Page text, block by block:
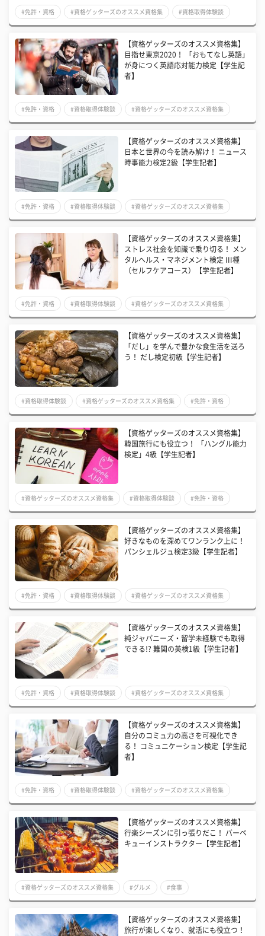
#免許・資格 #資格ゲッターズのオススメ資格集 #資格取得体験談
【資格ゲッターズのオススメ資格集】
目指せ東京2020！ 「おもてなし英語」
が身につく英語応対能力検定【学生記
者】
#免許・資格 #資格取得体験談 #資格ゲッターズのオススメ資格集
【資格ゲッターズのオススメ資格集】
日本と世界の今を読み解け！ ニュース
時事能力検定2級【学生記者】
#免許・資格 #資格取得体験談 #資格ゲッターズのオススメ資格集
【資格ゲッターズのオススメ資格集】
ストレス社会を知識で乗り切る！ メン
タルヘルス・マネジメント検定 III種
（セルフケアコース）【学生記者】
#免許・資格 #資格取得体験談 #資格ゲッターズのオススメ資格集
【資格ゲッターズのオススメ資格集】
「だし」を学んで豊かな食生活を送ろ
う！ だし検定初級【学生記者】
#資格取得体験談 #資格ゲッターズのオススメ資格集 #免許・資格
【資格ゲッターズのオススメ資格集】
韓国旅行にも役立つ！ 「ハングル能力
検定」4級【学生記者】
#資格ゲッターズのオススメ資格集 #資格取得体験談 #免許・資格
【資格ゲッターズのオススメ資格集】
好きなものを深めてワンランク上に！
パンシェルジュ検定3級【学生記者】
#免許・資格 #資格取得体験談 #資格ゲッターズのオススメ資格集
【資格ゲッターズのオススメ資格集】
純ジャパニーズ・留学未経験でも取得
できる!? 難関の英検1級【学生記者】
#免許・資格 #資格取得体験談 #資格ゲッターズのオススメ資格集
【資格ゲッターズのオススメ資格集】
自分のコミュ力の高さを可視化でき
る！ コミュニケーション検定【学生記
者】
#免許・資格 #資格取得体験談 #資格ゲッターズのオススメ資格集
【資格ゲッターズのオススメ資格集】
行楽シーズンに引っ張りだこ！ バーベ
キューインストラクター【学生記者】
#資格ゲッターズのオススメ資格集 #グルメ #食事
【資格ゲッターズのオススメ資格集】
旅行が楽しくなり、就活にも役立つ！